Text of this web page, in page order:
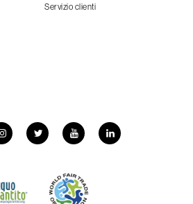
Servizio clienti